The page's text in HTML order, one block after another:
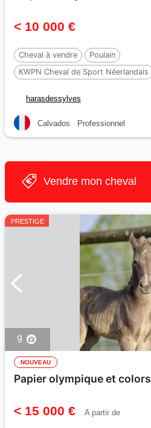
< 10 000 €
Cheval à vendre
Poulain
KWPN Cheval de Sport Néerlandais
harasdessylves
Calvados Professionnel
Vendre mon cheval
PRESTIGE
9
NOUVEAU
Papier olympique et colors
< 15 000 € A partir de